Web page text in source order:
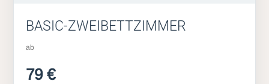
BASIC-ZWEIBETTZIMMER
ab
79 €